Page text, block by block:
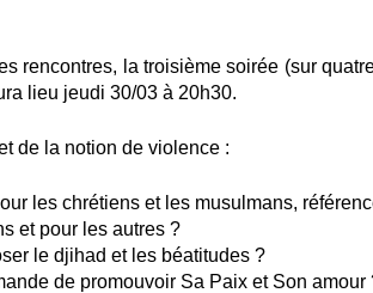
rencontres, la troisième soirée (sur
lieu jeudi 30/03 à 20h30.
de la notion de violence :
les chrétiens et les musulmans,
et pour les autres ?
le djihad et les béatitudes ?
de promouvoir Sa Paix et Son amour